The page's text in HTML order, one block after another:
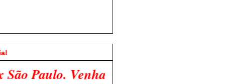
Participar Conosco!